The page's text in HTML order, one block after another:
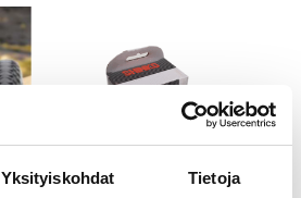
Yksityiskohdat Tietoja